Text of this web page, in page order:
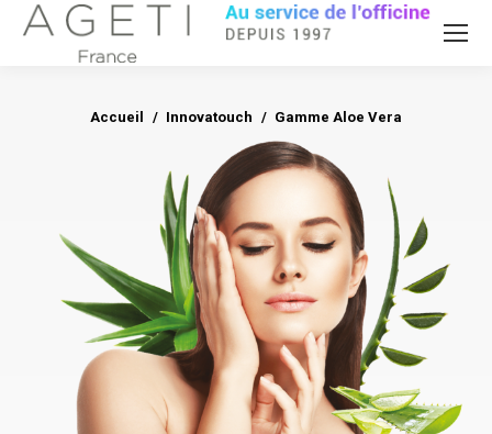
Vous êtes ici :
Accueil Innovatouch Gamme Aloe Vera